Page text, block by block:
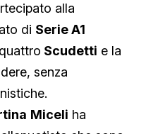
alla
di Serie A1
Scudetti e la
senza
Miceli ha